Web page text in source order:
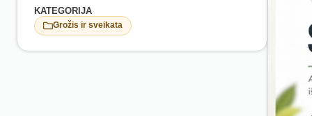
KATEGORIJA
Grožis ir sveikata